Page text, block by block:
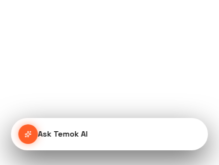
Ask Temok AI